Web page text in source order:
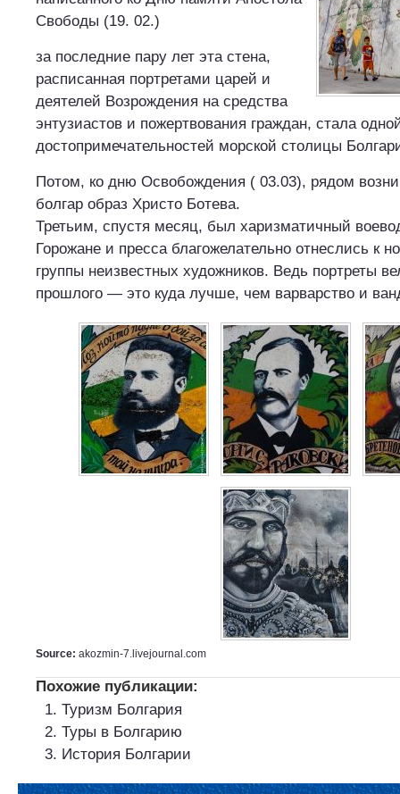
Свободы (19. 02.)
за последние пару лет эта стена,
расписанная портретами царей и
деятелей Возрождения на средства
энтузиастов и пожертвования граждан, стала
достопримечательностей морской столицы
Потом, ко дню Освобождения ( 03.03), рядом
болгар образ Христо Ботева.
Третьим, спустя месяц, был харизматичный
Горожане и пресса благожелательно отнеслись к
группы неизвестных художников. Ведь портреты
прошлого — это куда лучше, чем варварство и
Source: akozmin-7.livejournal.com
Похожие публикации:
Туризм Болгария
Туры в Болгарию
История Болгарии